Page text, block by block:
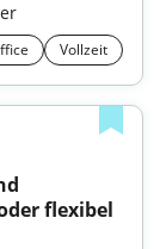
Vollzeit
flexibel